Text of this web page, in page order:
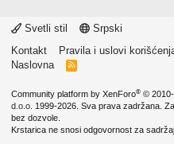
Svetli stil
Srpski
Kontakt
Pravila i uslovi
Naslovna
R
Community platform by XenForo® © 2010-
d.o.o. 1999-2026. Sva prava zadržana.
bez dozvole.
Krstarica ne snosi odgovornost za